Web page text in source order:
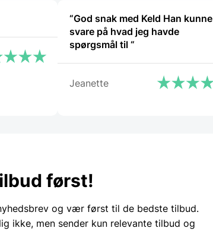
“God snak med Keld Han kunne
svare på hvad jeg havde
spørgsmål til “
Jeanette
først!
og vær først til de bedste tilbud.
ikke, men sender kun relevante tilbud og